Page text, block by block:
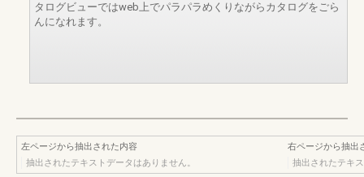
タログビューではweb上でパラパラめくりながらカタログをごら
んになれます。
左ページから抽出された内容
抽出されたテキストデータはありません。
右ページから抽出
抽出されたテキ